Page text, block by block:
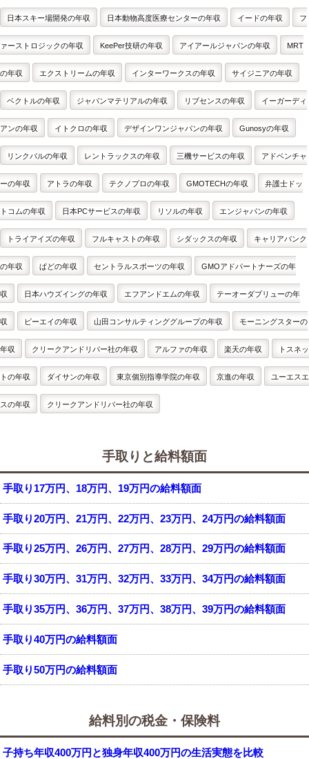
日本スキー場開発の年収 日本動物高度医療センターの年収 イードの年収 フ
ァーストロジックの年収 KeePer技研の年収 アイアールジャパンの年収 MRT
の年収 エクストリームの年収 インターワークスの年収 サイジニアの年収
ベクトルの年収 ジャパンマテリアルの年収 リブセンスの年収 イーガーディ
アンの年収 イトクロの年収 デザインワンジャパンの年収 Gunosyの年収
リンクバルの年収 レントラックスの年収 三機サービスの年収 アドベンチャ
ーの年収 アトラの年収 テクノプロの年収 GMOTECHの年収 弁護士ドッ
トコムの年収 日本PCサービスの年収 リソルの年収 エンジャパンの年収
トライアイズの年収 フルキャストの年収 シダックスの年収 キャリアバンク
の年収 ぱどの年収 セントラルスポーツの年収 GMOアドパートナーズの年
収 日本ハウズイングの年収 エフアンドエムの年収 テーオーダブリューの年
収 ピーエイの年収 山田コンサルティンググループの年収 モーニングスターの
年収 クリークアンドリバー社の年収 アルファの年収 楽天の年収 トスネッ
トの年収 ダイサンの年収 東京個別指導学院の年収 京進の年収 ユーエスエ
スの年収 クリークアンドリバー社の年収
手取りと給料額面
手取り17万円、18万円、19万円の給料額面
手取り20万円、21万円、22万円、23万円、24万円の給料額面
手取り25万円、26万円、27万円、28万円、29万円の給料額面
手取り30万円、31万円、32万円、33万円、34万円の給料額面
手取り35万円、36万円、37万円、38万円、39万円の給料額面
手取り40万円の給料額面
手取り50万円の給料額面
給料別の税金・保険料
子持ち年収400万円と独身年収400万円の生活実態を比較